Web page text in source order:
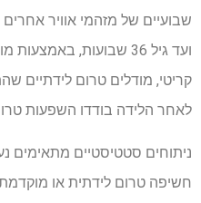
שבועיים של מזהמי אוויר אחרים
ועד גיל 36 שבועות,
קריטי, מודלים טרום לידתיים
לאחר הלידה בודדו השפעות
ניתוחים סטטיסטיים מתאימים
חשיפה טרום לידתית או